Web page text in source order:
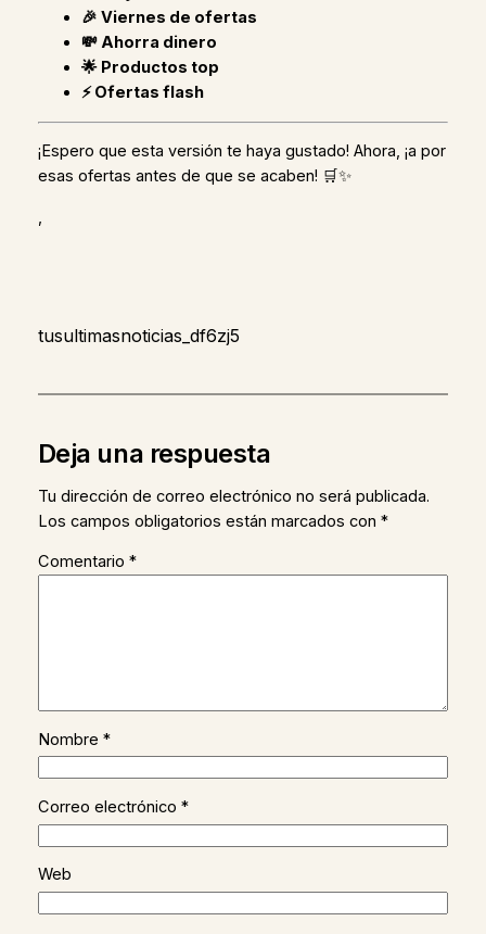
🎉 Viernes de ofertas
💸 Ahorra dinero
🌟 Productos top
⚡ Ofertas flash
¡Espero que esta versión te haya gustado! Ahora, ¡a por
esas ofertas antes de que se acaben! 🛒✨
,
tusultimasnoticias_df6zj5
Deja una respuesta
Tu dirección de correo electrónico no será publicada.
Los campos obligatorios están marcados con *
Comentario *
Nombre *
Correo electrónico *
Web